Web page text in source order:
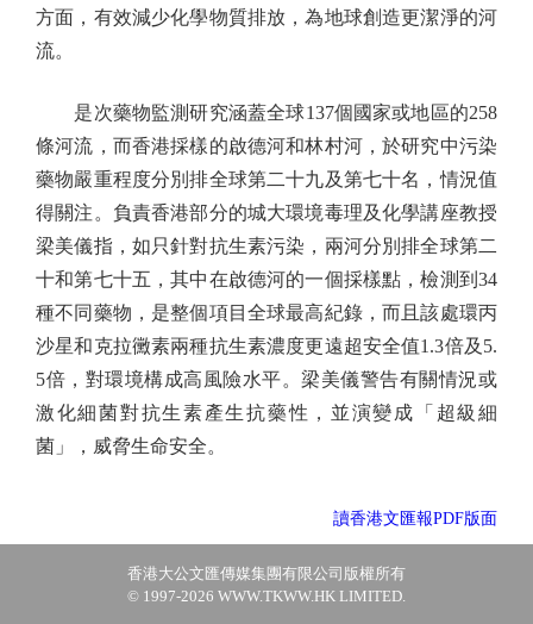
方面，有效減少化學物質排放，為地球創造更潔淨的河
流。
是次藥物監測研究涵蓋全球137個國家或地區的258
條河流，而香港採樣的啟德河和林村河，於研究中污染
藥物嚴重程度分別排全球第二十九及第七十名，情況值
得關注。負責香港部分的城大環境毒理及化學講座教授
梁美儀指，如只針對抗生素污染，兩河分別排全球第二
十和第七十五，其中在啟德河的一個採樣點，檢測到34
種不同藥物，是整個項目全球最高紀錄，而且該處環丙
沙星和克拉黴素兩種抗生素濃度更遠超安全值1.3倍及5.
5倍，對環境構成高風險水平。梁美儀警告有關情況或
激化細菌對抗生素產生抗藥性，並演變成「超級細
菌」，威脅生命安全。
讀香港文匯報PDF版面
香港大公文匯傳媒集團有限公司版權所有
© 1997-2026 WWW.TKWW.HK LIMITED.